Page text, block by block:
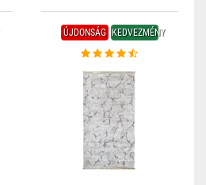
ÚJDONSÁG KEDVEZMÉNY